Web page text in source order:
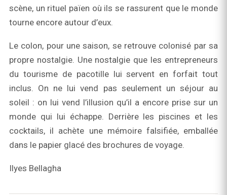
scène, un rituel païen où ils se rassurent que le monde
tourne encore autour d’eux.
Le colon, pour une saison, se retrouve colonisé par sa
propre nostalgie. Une nostalgie que les entrepreneurs
du tourisme de pacotille lui servent en forfait tout
inclus. On ne lui vend pas seulement un séjour au
soleil : on lui vend l’illusion qu’il a encore prise sur un
monde qui lui échappe. Derrière les piscines et les
cocktails, il achète une mémoire falsifiée, emballée
dans le papier glacé des brochures de voyage.
Ilyes Bellagha